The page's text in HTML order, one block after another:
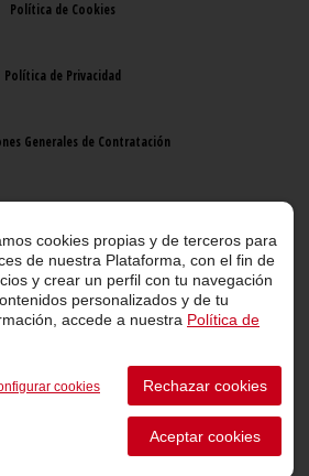
Política de Cookies
Política de Privacidad
Generales de Contratación
los derechos reservados.
ACTIUM Digital
cookies propias y de terceros para
de nuestra Plataforma, con el fin de
y crear un perfil con tu navegación
personalizados y de tu
accede a nuestra Política de
cookies Rechazar cookies
Aceptar cookies